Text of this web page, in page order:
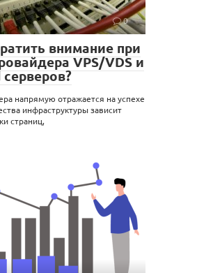
0
внимание при
VPS/VDS и
напрямую отражается на успехе
инфраструктуры зависит
страниц,